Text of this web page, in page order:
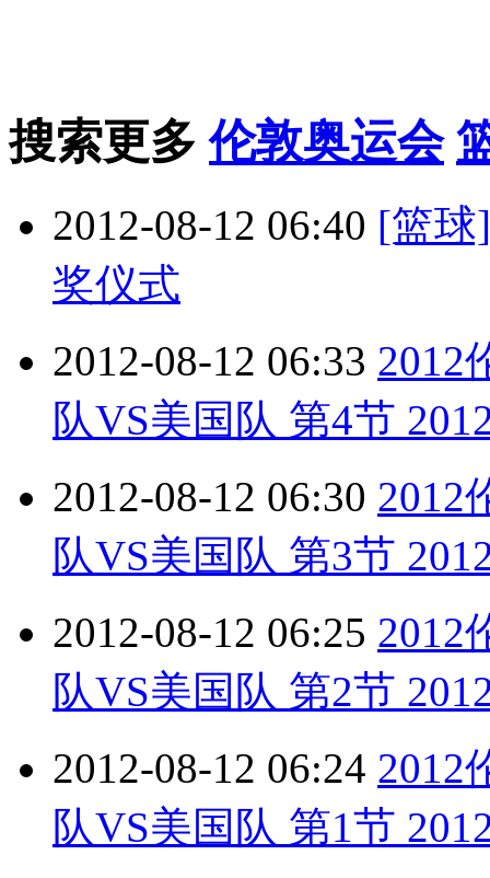
搜索更多伦敦奥运会
2012-08-12 06:40 [篮球
奖仪式
2012-08-12 06:33 2012
队VS美国队 第4节
2012-08-12 06:30 2012
队VS美国队 第3节
2012-08-12 06:25 2012
队VS美国队 第2节
2012-08-12 06:24 2012
队VS美国队 第1节